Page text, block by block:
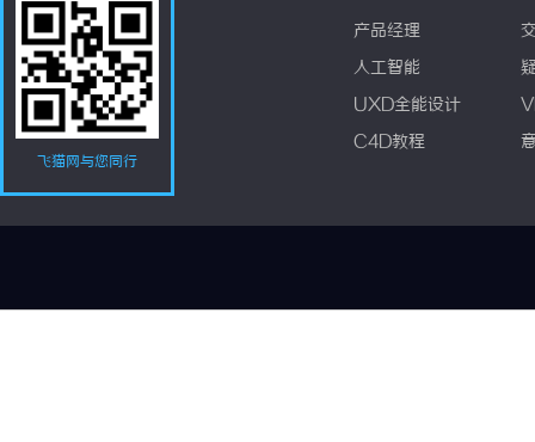
飞猫网与您同行
产品经理
人工智能
UXD全能设计
C4D教程